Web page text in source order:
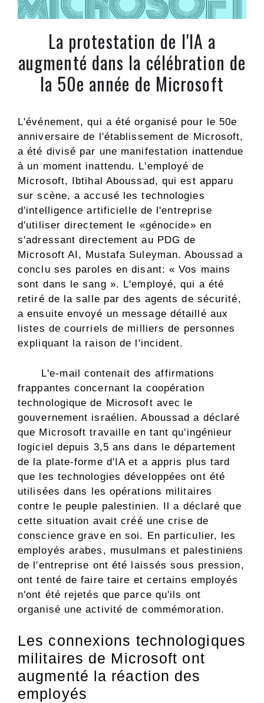
La protestation de l'IA a
augmenté dans la célébration de
la 50e année de Microsoft
L'événement, qui a été organisé pour le 50e
anniversaire de l'établissement de Microsoft,
a été divisé par une manifestation inattendue
à un moment inattendu. L'employé de
Microsoft, Ibtihal Aboussad, qui est apparu
sur scène, a accusé les technologies
d'intelligence artificielle de l'entreprise
d'utiliser directement le «génocide» en
s'adressant directement au PDG de
Microsoft AI, Mustafa Suleyman. Aboussad a
conclu ses paroles en disant: « Vos mains
sont dans le sang ». L'employé, qui a été
retiré de la salle par des agents de sécurité,
a ensuite envoyé un message détaillé aux
listes de courriels de milliers de personnes
expliquant la raison de l'incident.
L'e-mail contenait des affirmations
frappantes concernant la coopération
technologique de Microsoft avec le
gouvernement israélien. Aboussad a déclaré
que Microsoft travaille en tant qu'ingénieur
logiciel depuis 3,5 ans dans le département
de la plate-forme d'IA et a appris plus tard
que les technologies développées ont été
utilisées dans les opérations militaires
contre le peuple palestinien. Il a déclaré que
cette situation avait créé une crise de
conscience grave en soi. En particulier, les
employés arabes, musulmans et palestiniens
de l'entreprise ont été laissés sous pression,
ont tenté de faire taire et certains employés
n'ont été rejetés que parce qu'ils ont
organisé une activité de commémoration.
Les connexions technologiques
militaires de Microsoft ont
augmenté la réaction des
employés